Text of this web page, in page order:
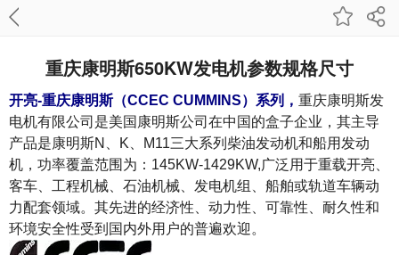
重庆康明斯650KW发电机参数规格尺寸
开亮-重庆康明斯（CCEC CUMMINS）系列， 重庆康明斯发
电机有限公司是美国康明斯公司在中国的盒子企业，其主导
产品是康明斯N、K、M11三大系列柴油发动机和船用发动
机，功率覆盖范围为：145KW-1429KW,广泛用于重载开亮、
客车、工程机械、石油机械、发电机组、船舶或轨道车辆动
力配套领域。其先进的经济性、动力性、可靠性、耐久性和
环境安全性受到国内外用户的普遍欢迎。